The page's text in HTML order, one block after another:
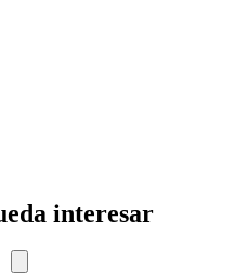
interesar